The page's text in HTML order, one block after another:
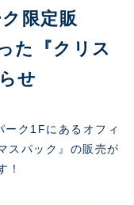
限定販
た『クリス
せ
ク1Fにあるオフィ
スパック』の販売が
！